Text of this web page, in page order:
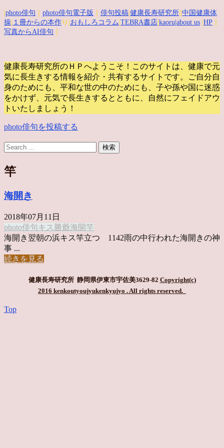
photo俳句 photo俳句電子版 俳句投稿 健康長寿研究所 中国健康体
操 １冊からの本作 り| おもしろコラム TEBRA書店 kaoru |about us HP
写真からAI俳句
健康長寿研究所のＨＰへようこそ！このサイトは、健康で元
気に長生きする情報を紹介・共有するサイトです。
ご自分自
身のためにも、平和な世の中のためにも、子や孫や国に迷惑
をかけず、元気で長生きするとともに、自然にフェイドアウ
トいたしましょう！
photo俳句を投稿する
竿
海開き
2018年07月11日
photo俳句キス 勝爺海開竿
海開き翌朝の浜キス竿立つ 1142雨の中行われた海開きの神
事 ...
続きを見る
健康長寿研究所 静岡県伊東市宇佐美3629-82 Copyright(c)
2016 kenkoutyoujyukenkyujyo . All rights reserved.
Top